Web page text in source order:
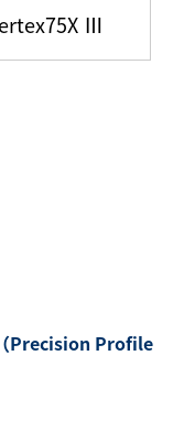
Ⅲ
Precision Profile